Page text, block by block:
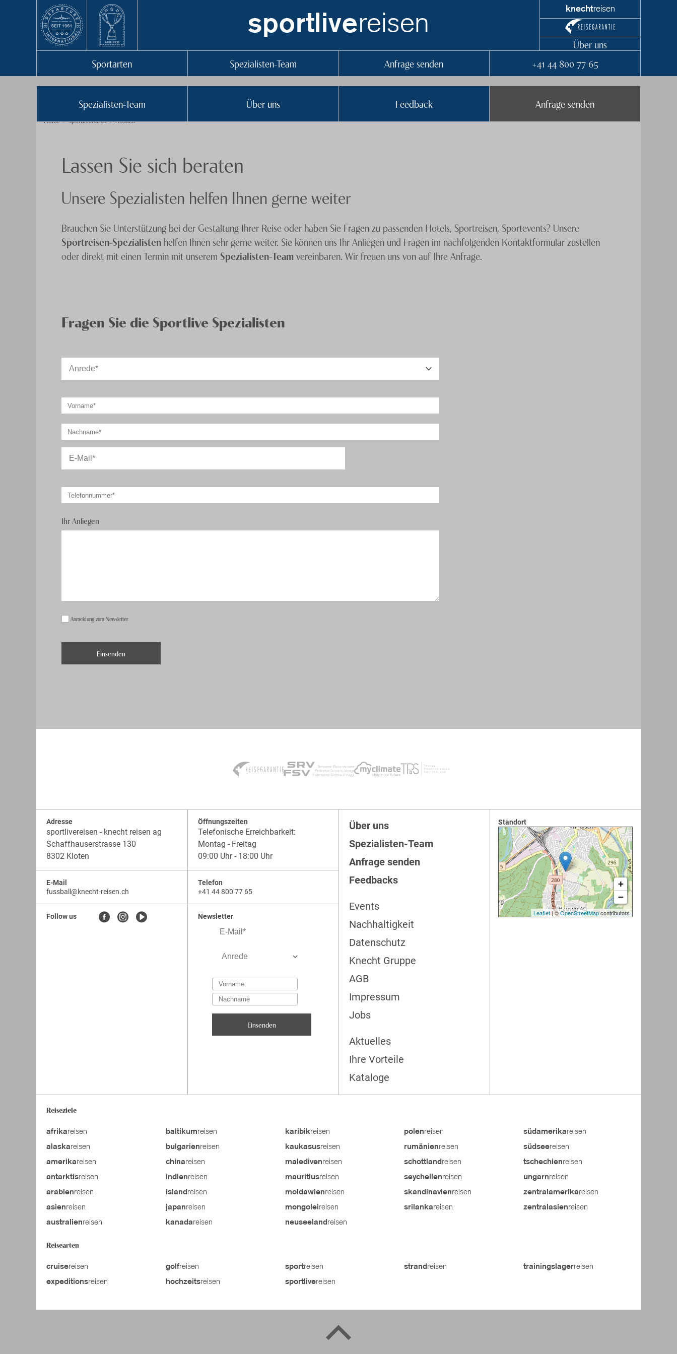
sportlivereisen
knechtreisen
Über uns
Sportarten
Spezialisten-Team Anfrage senden +41 44 800 77 65
Spezialisten-Team Über uns Feedback Anfrage senden
Home Sportlivereisen Kontakt
Lassen Sie sich beraten
Unsere Spezialisten helfen Ihnen gerne weiter
Brauchen Sie Unterstützung bei der Gestaltung Ihrer Reise oder haben Sie Fragen zu passenden Hotels, Sportreisen, Sportevents? Unsere
Sportreisen-Spezialisten helfen Ihnen sehr gerne weiter. Sie können uns Ihr Anliegen und Fragen im nachfolgenden Kontaktformular zustellen
oder direkt mit einen Termin mit unserem Spezialisten-Teamvereinbaren. Wir freuen uns von auf Ihre Anfrage.
Fragen Sie die Sportlive Spezialisten
Ihr Anliegen
Anmeldung zum Newsletter
Adresse
sportlivereisen - knecht reisen ag
Schaffhauserstrasse 130
8302 Kloten
E-Mail
fussball @knecht-reisen.ch
Follow us
Öffnungszeiten
Telefonische Erreichbarkeit:
Montag - Freitag
09:00 Uhr - 18:00 Uhr
Telefon
+41 44 800 77 65
Newsletter
Über uns
Spezialisten-Team
Anfrage senden
Feedbacks
Events
Nachhaltigkeit
Datenschutz
Knecht Gruppe
AGB
Impressum
Jobs
Aktuelles
Ihre Vorteile
Kataloge
Standort
+
−
Leaflet| ©OpenStreetMapcontributors
Reiseziele
afrikareisen
alaskareisen
amerikareisen
antarktisreisen
arabienreisen
asienreisen
australienreisen
baltikumreisen
bulgarienreisen
chinareisen
indienreisen
island reisen
japanreisen
kanadareisen
karibikreisen
kaukasusreisen
maledivenreisen
mauritiusreisen
moldawienreisen
mongoleireisen
neuseeland reisen
polenreisen
rumänienreisen
schottland reisen
seychellenreisen
skandinavienreisen
srilankareisen
südamerikareisen
südseereisen
tschechienreisen
ungarnreisen
zentralamerikareisen
zentralasienreisen
Reisearten
cruisereisen
expeditionsreisen
golfreisen
hochzeitsreisen
sportreisen
sportlivereisen
strand reisen trainingslagerreisen